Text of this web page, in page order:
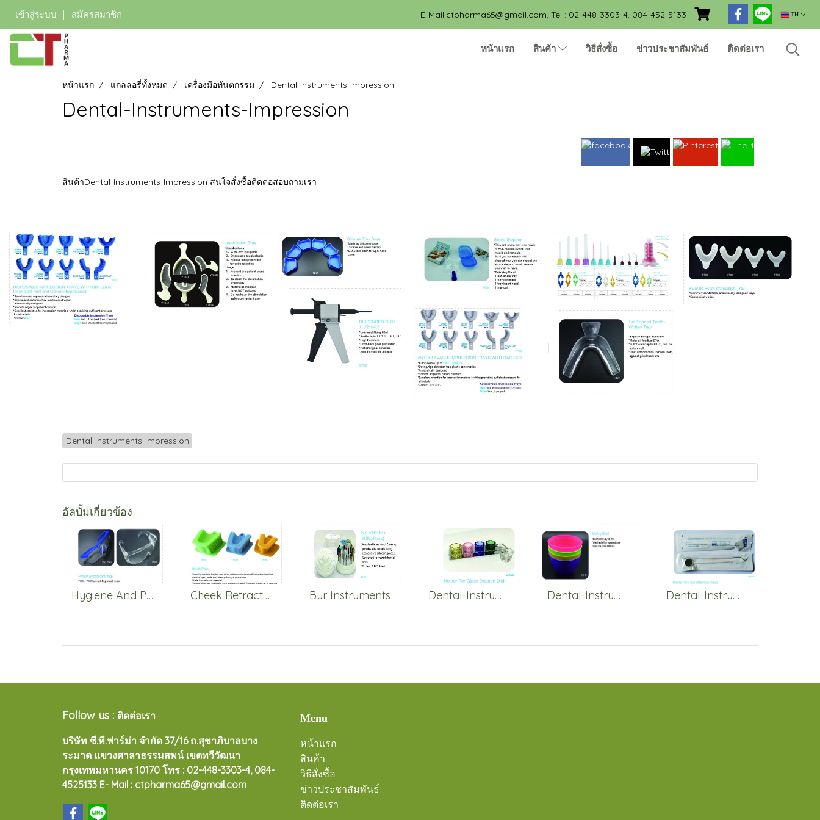
เข้าสู่ระบบ สมัครสมาชิก E-Mail:ctpharma65@gmail.com, Tel : 02-448-3303-4, 084-452-5133 TH
หน้าแรก สินค้า วิธีสั่งซื้อ ข่าวประชาสัมพันธ์ ติดต่อเรา
หน้าแรก แกลลอรี่ทั้งหมด เครื่องมือทันตกรรม Dental-Instruments-Impression
Dental-Instruments-Impression
สินค้าDental-Instruments-Impression สนใจสั่งซื้อติดต่อสอบถามเรา
Dental-Instruments-Impression
อัลบั้มเกี่ยวข้อง
Hygiene And Protection Cheek Retractor Bur Instruments Dental-Instruments-Glass Dental-Instruments-Mixing Dental-Instruments-Others
Follow us : ติดต่อเรา
บริษัท ซี.ที.ฟาร์ม่า จำกัด 37/16 ถ.สุขาภิบาลบาง
ระมาด แขวงศาลาธรรมสพน์ เขตทวีวัฒนา
กรุงเทพมหานคร 10170 โทร : 02-448-3303-4, 084-
4525133 E- Mail : ctpharma65@gmail.com
Menu
หน้าแรก
สินค้า
วิธีสั่งซื้อ
ข่าวประชาสัมพันธ์
ติดต่อเรา